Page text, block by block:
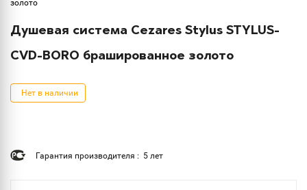
золото
Душевая система Cezares Stylus STYLUS-
CVD-BORO брашированное золото
Нет в наличии
Гарантия производителя : 5 лет